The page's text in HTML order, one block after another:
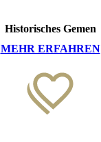
Historisches Gemen
MEHR ERFAHREN